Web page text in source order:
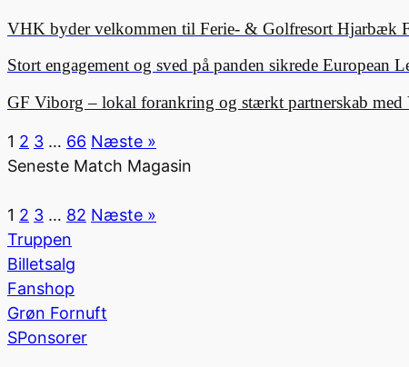
VHK byder velkommen til Ferie- & Golfresort Hjarbæk
Stort engagement og sved på panden sikrede European
GF Viborg – lokal forankring og stærkt partnerskab
1 2 3 … 66 Næste »
Seneste Match Magasin
1 2 3 … 82 Næste »
Truppen
Billetsalg
Fanshop
Grøn Fornuft
SPonsorer